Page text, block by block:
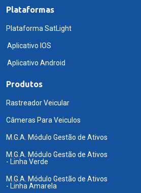
Plataformas
Plataforma SatLight
Aplicativo IOS
Aplicativo Android
Produtos
Rastreador Veicular
Câmeras Para Veiculos
M.G.A. Módulo Gestão de Ativos
M.G.A. Módulo Gestão de Ativos
- Linha Verde
M.G.A. Módulo Gestão de Ativos
- Linha Amarela